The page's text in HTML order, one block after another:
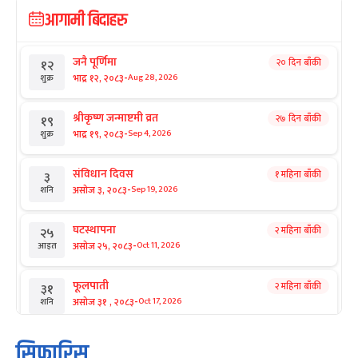
आगामी बिदाहरु
१२
शुक्र
जनै पूर्णिमा
भाद्र १२, २०८३-Aug 28, 2026
२० दिन बाँकी
१९
शुक्र
श्रीकृष्ण जन्माष्टमी व्रत
भाद्र १९, २०८३-Sep 4, 2026
२७ दिन बाँकी
३
शनि
संविधान दिवस
असोज ३, २०८३-Sep 19, 2026
१ महिना बाँकी
२५
आइत
घटस्थापना
असोज २५, २०८३-Oct 11, 2026
२ महिना बाँकी
३१
शनि
फूलपाती
असोज ३१ , २०८३-Oct 17, 2026
२ महिना बाँकी
१ कार्तिक सङ्क्रान्ति